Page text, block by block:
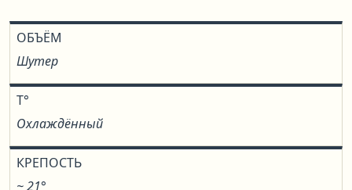
ОБЪЁМ
Шутер
T°
Охлаждённый
КРЕПОСТЬ
~ 21°